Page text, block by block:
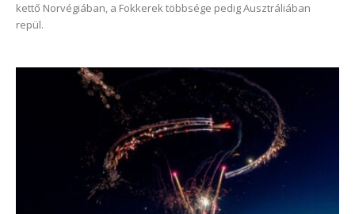
kettő Norvégiában, a Fokkerek többsége pedig Ausztráliában
repül.